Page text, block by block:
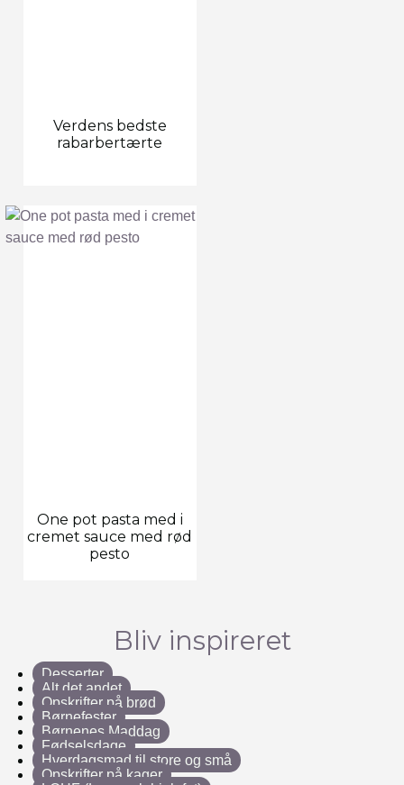
Verdens bedste
rabarbertærte
One pot pasta med i
cremet sauce med rød
pesto
Bliv inspireret
Desserter
Alt det andet
Opskrifter på brød
Børnefester
Børnenes Maddag
Fødselsdage
Hverdagsmad til store og små
Opskrifter på kager